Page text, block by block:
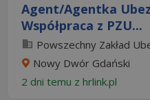
Agent/Agentka
Współpraca z PZU...
Powszechny Zakład
Nowy Dwór Gdański
2 dni temu z hrlink.pl